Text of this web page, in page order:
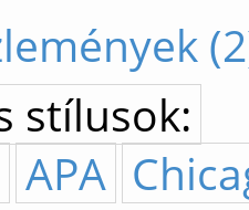
stílusok:
APA